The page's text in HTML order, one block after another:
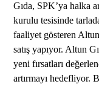
Gıda, SPK’ya halka
kurulu tesisinde
faaliyet gösteren
satış yapıyor. Altun
yeni fırsatları
artırmayı hedefliyor.